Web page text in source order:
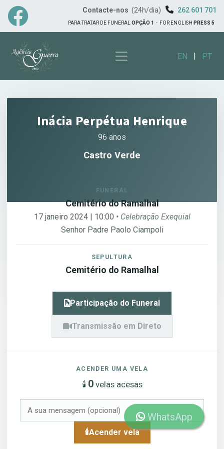
Contacte-nos (24h/dia) 262 601 701
PARA TRATAR DE FUNERAL OPÇÃO 1 - FOR ENGLISH PRESS 5
EN | PT
Inácia Perpétua Henrique
96 anos
Castro Verde
FUNERAL
Cemitério do Ramalhal
17 janeiro 2024 | 10:00 • Celebração Exequial
Senhor Padre Paolo Ciampoli
SEPULTURA
Cemitério do Ramalhal
Participação do Funeral
Transmissão em Direto
ACENDER UMA VELA
🕯️ 0velas acesas
🕯️Acender vela
WhatsApp